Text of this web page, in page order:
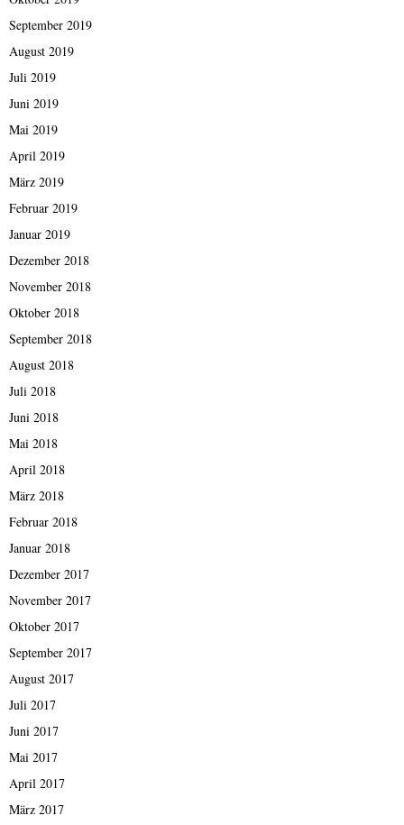
September 2019
August 2019
Juli 2019
Juni 2019
Mai 2019
April 2019
März 2019
Februar 2019
Januar 2019
Dezember 2018
November 2018
Oktober 2018
September 2018
August 2018
Juli 2018
Juni 2018
Mai 2018
April 2018
März 2018
Februar 2018
Januar 2018
Dezember 2017
November 2017
Oktober 2017
September 2017
August 2017
Juli 2017
Juni 2017
Mai 2017
April 2017
März 2017